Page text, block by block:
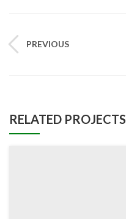
PREVIOUS
RELATED PROJECTS